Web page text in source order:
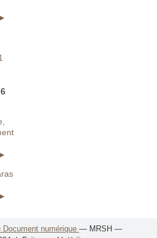
Document numérique — MRSH —